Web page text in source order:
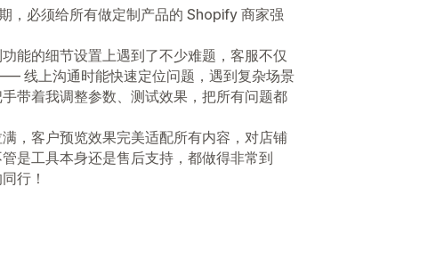
，必须给所有做定制产品的 Shopify 商家强
能的细节设置上遇到了不少难题，客服不仅
线上沟通时能快速定位问题，遇到复杂场景
带着我调整参数、测试效果，把所有问题都
，客户预览效果完美适配所有内容，对店铺
是工具本身还是售后支持，都做得非常到
行！